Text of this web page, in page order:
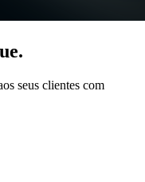
seus clientes com